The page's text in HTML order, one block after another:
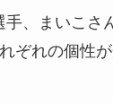
手、まいこさ
ぞれの個性